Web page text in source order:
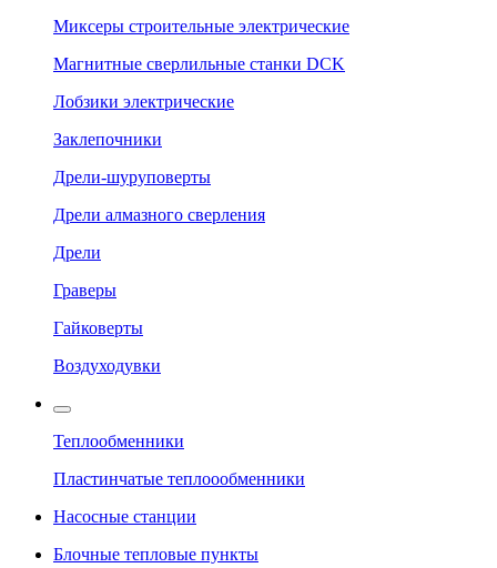
Миксеры строительные электрические
Магнитные сверлильные станки DCK
Лобзики электрические
Заклепочники
Дрели-шуруповерты
Дрели алмазного сверления
Дрели
Граверы
Гайковерты
Воздуходувки
Теплообменники
Пластинчатые теплоообменники
Насосные станции
Блочные тепловые пункты